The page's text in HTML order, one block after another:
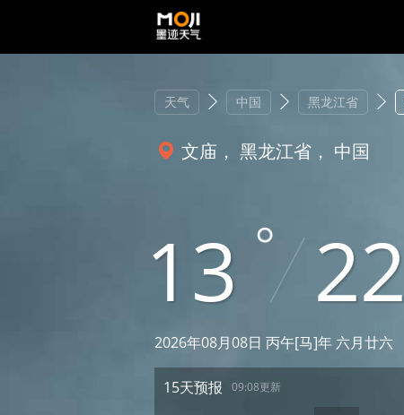
天气 中国 黑龙江省
文庙， 黑龙江省， 中国
13 22
2026年08月08日 丙午[马]年 六月廿六
15天预报 09:08更新